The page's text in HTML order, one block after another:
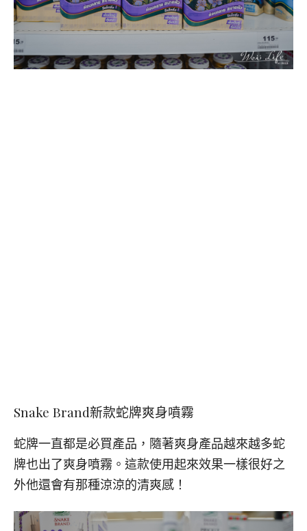
Snake Brand新款蛇牌爽身噴霧
蛇牌一直都是必買產品，隨著爽身產品越來越多蛇
牌也出了爽身噴霧。這款使用起來效果一樣很好之
外他還會有那種涼涼的清爽感！